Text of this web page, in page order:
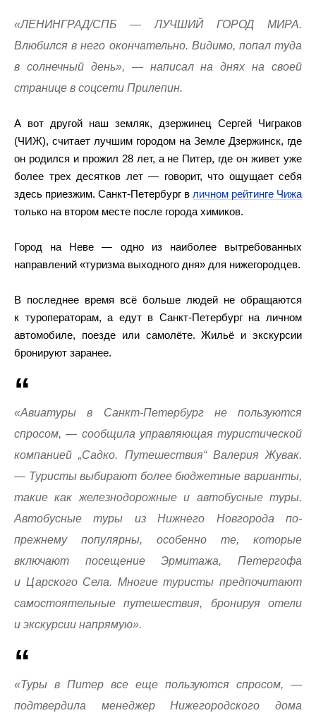
«ЛЕНИНГРАД/СПБ — ЛУЧШИЙ ГОРОД МИРА.
Влюбился в него окончательно. Видимо, попал туда
в солнечный день», — написал на днях на своей
странице в соцсети Прилепин.
А вот другой наш земляк, дзержинец Сергей Чиграков
(ЧИЖ), считает лучшим городом на Земле Дзержинск, где
он родился и прожил 28 лет, а не Питер, где он живет уже
более трех десятков лет — говорит, что ощущает себя
здесь приезжим. Санкт-Петербург в личном рейтинге Чижа
только на втором месте после города химиков.
Город на Неве — одно из наиболее вытребованных
направлений «туризма выходного дня» для нижегородцев.
В последнее время всё больше людей не обращаются
к туроператорам, а едут в Санкт-Петербург на личном
автомобиле, поезде или самолёте. Жильё и экскурсии
бронируют заранее.
«Авиатуры в Санкт-Петербург не пользуются
спросом, — сообщила управляющая туристической
компанией „Садко. Путешествия“ Валерия Жувак.
— Туристы выбирают более бюджетные варианты,
такие как железнодорожные и автобусные туры.
Автобусные туры из Нижнего Новгорода по-
прежнему популярны, особенно те, которые
включают посещение Эрмитажа, Петергофа
и Царского Села. Многие туристы предпочитают
самостоятельные путешествия, бронируя отели
и экскурсии напрямую».
«Туры в Питер все еще пользуются спросом, —
подтвердила менеджер Нижегородского дома